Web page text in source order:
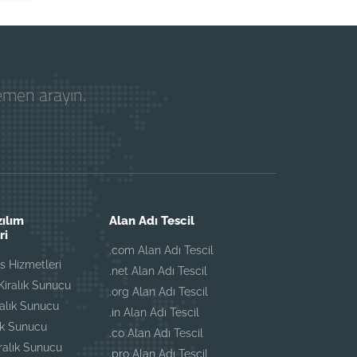
arayın.
Hizmetleri
Sunucu
Sunucu
Sunucu
Sunucu
Alan Adı Tescil
.com Alan Adı Tescil
.net Alan Adı Tescil
.org Alan Adı Tescil
.in Alan Adı Tescil
.co Alan Adı Tescil
.pro Alan Adı Tescil